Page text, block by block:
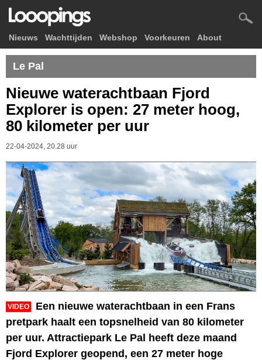
Nieuws Wachttijden Webshop Voorkeuren About
Le Pal
Nieuwe waterachtbaan Fjord
Explorer is open: 27 meter hoog,
80 kilometer per uur
22-04-2024, 20.28 uur
VIDEO
Een nieuwe waterachtbaan in een Frans
pretpark haalt een topsnelheid van 80 kilometer
per uur. Attractiepark Le Pal heeft deze maand
Fjord Explorer geopend, een 27 meter hoge